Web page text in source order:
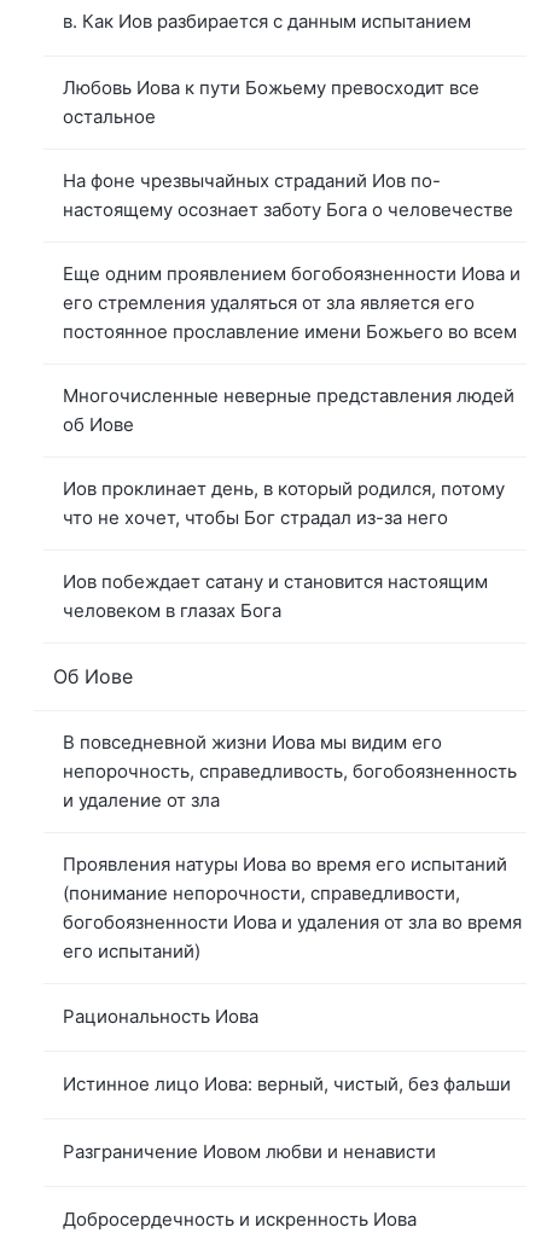
в. Как Иов разбирается с данным испытанием
Любовь Иова к пути Божьему превосходит все
остальное
На фоне чрезвычайных страданий Иов по-
настоящему осознает заботу Бога о человечестве
Еще одним проявлением богобоязненности Иова и
его стремления удаляться от зла является его
постоянное прославление имени Божьего во всем
Многочисленные неверные представления людей
об Иове
Иов проклинает день, в который родился, потому
что не хочет, чтобы Бог страдал из-за него
Иов побеждает сатану и становится настоящим
человеком в глазах Бога
Об Иове
В повседневной жизни Иова мы видим его
непорочность, справедливость, богобоязненность
и удаление от зла
Проявления натуры Иова во время его испытаний
(понимание непорочности, справедливости,
богобоязненности Иова и удаления от зла во время
его испытаний)
Рациональность Иова
Истинное лицо Иова: верный, чистый, без фальши
Разграничение Иовом любви и ненависти
Добросердечность и искренность Иова